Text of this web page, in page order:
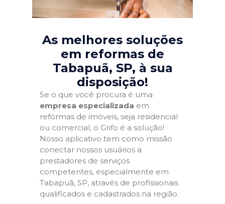
As melhores soluções
em reformas de
Tabapuã, SP, à sua
disposição!
Se o que você procura é uma
empresa especializada em
reformas de imóveis, seja residencial
ou comercial, o Grifo é a solução!
Nosso aplicativo tem como missão
conectar nossos usuários a
prestadores de serviços
competentes, especialmente em
Tabapuã, SP, através de profissionais
qualificados e cadastrados na região.